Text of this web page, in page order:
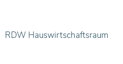
RDW Hauswirtschaftsraum